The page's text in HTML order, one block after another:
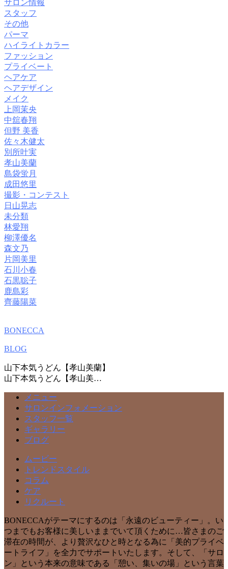
サロン情報
スタッフ
その他
パーマ
ハイライトカラー
ファッション
プライベート
ヘアケア
ヘアデザイン
メイク
上岡茉央
中舘春翔
但野 美香
佐々木健太
別所叶実
孝山美蘭
島袋蛍月
成田悠里
撮影・コンテスト
日山晃志
未分類
林愛翔
柳澤優名
森文乃
片岡美里
石川小春
石黒聡子
鹿島彩
齊藤陽菜
BONECCA
BLOG
山下本気うどん【孝山美蘭】
山下本気うどん【孝山美…
メニュー
サロンインフォメーション
スタッフ一覧
ギャラリー
ブログ
ムービー
トレンドスタイル
コラム
ケア
リクルート
BONECCAがテーマにするのは「永遠のビューティー」。い
つまでもお客様に美しいままでいて頂くために…皆さまのご
滞在の時間が、より贅沢なひと時となる為に「美的プライベ
ートライフ」を全力でサポートいたします。そして、「サロ
ン」という本来の意味である「憩い、集いの場」という言葉